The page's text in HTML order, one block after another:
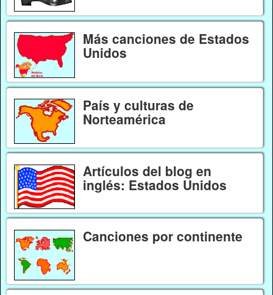
Más canciones de Estados
Unidos
País y culturas de
Norteamérica
Artículos del blog en
inglés: Estados Unidos
Canciones por continente